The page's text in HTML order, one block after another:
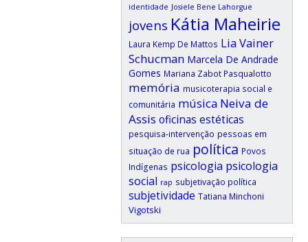
identidade Josiele Bene Lahorgue
jovens Kátia Maheirie
Laura Kemp De Mattos Lia Vainer
Schucman Marcela De Andrade
Gomes Mariana Zabot Pasqualotto
memória musicoterapia social e
comunitária música Neiva de
Assis oficinas estéticas
pesquisa-intervenção pessoas em
situação de rua política Povos
Indígenas psicologia psicologia
social rap subjetivação política
subjetividade Tatiana Minchoni
Vigotski